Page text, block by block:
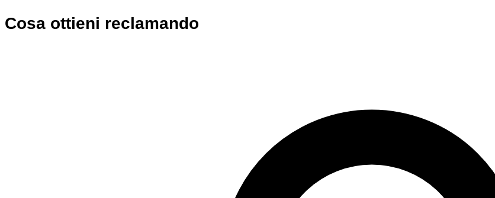
Cosa ottieni reclamando